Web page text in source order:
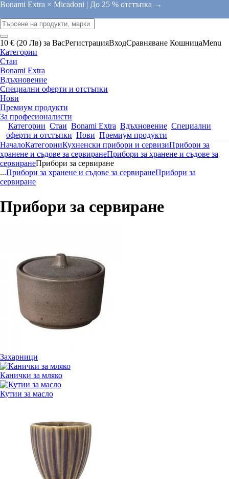
Bonami Extra × Micadoni | До 25 % отстъпка →
10 € (20 Лв) за ВасРегистрацияВходСравняване КошницаMenu
Категории
Стаи
Bonami Extra
Вдъхновение
Специални оферти и отстъпки
Нови
Премиум продукти
За професионалисти
Категории Стаи Bonami Extra Вдъхновение Специални
оферти и отстъпки Нови Премиум продукти
НачалоКатегорииКухненски прибори и сервизиПрибори за
хранене и съдове за сервиранеПрибори за хранене и съдове за
сервиранеПрибори за сервиране
...Прибори за хранене и съдове за сервиранеПрибори за
сервиране
Прибори за сервиране
Захарници
Канички за мляко
Кутии за масло